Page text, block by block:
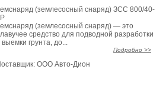
(землесосный снаряд) ЗСС 800/40-
(землесосный снаряд) — это
средство для подводной разработки
выемки грунта, до...
Подробно >>
ООО Авто-Дион